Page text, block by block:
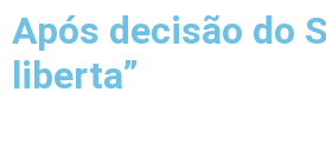
Após decisão do
liberta”